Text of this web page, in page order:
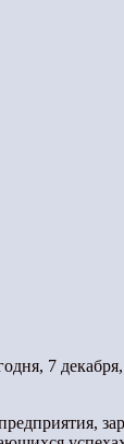
7 декабря,